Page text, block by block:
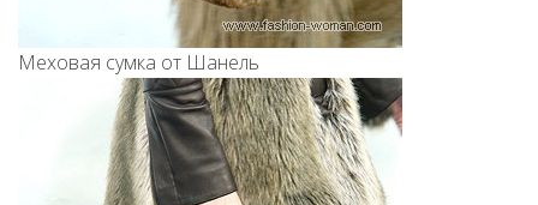
Меховая сумка от Шанель